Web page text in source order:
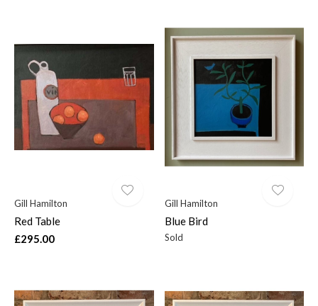
Gill Hamilton
Red Table
£295.00
Gill Hamilton
Blue Bird
Sold